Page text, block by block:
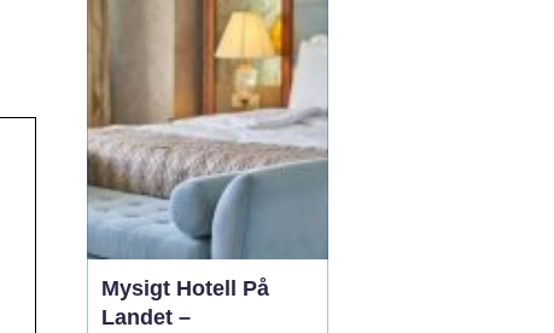
bortom sanddynerna
och det friska
Mysigt Hotell På
Landet –